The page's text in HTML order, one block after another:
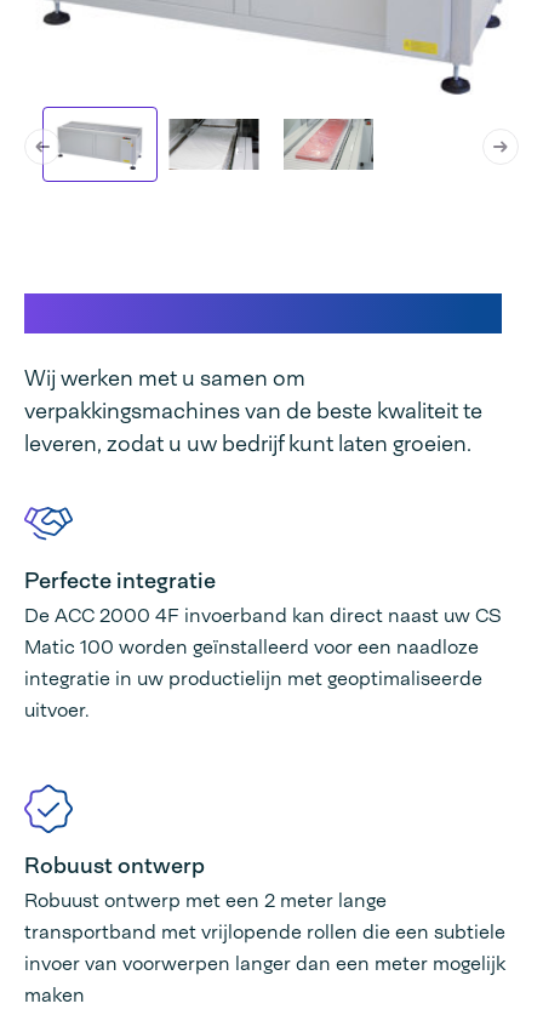
Wij werken met u samen om
verpakkingsmachines van de beste kwaliteit te
leveren, zodat u uw bedrijf kunt laten groeien.
Perfecte integratie
De ACC 2000 4F invoerband kan direct naast uw CS
Matic 100 worden geïnstalleerd voor een naadloze
integratie in uw productielijn met geoptimaliseerde
uitvoer.
Robuust ontwerp
Robuust ontwerp met een 2 meter lange
transportband met vrijlopende rollen die een subtiele
invoer van voorwerpen langer dan een meter mogelijk
maken